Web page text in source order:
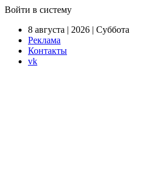
Войти в систему
8 августа | 2026 | Суббота
Реклама
Контакты
vk